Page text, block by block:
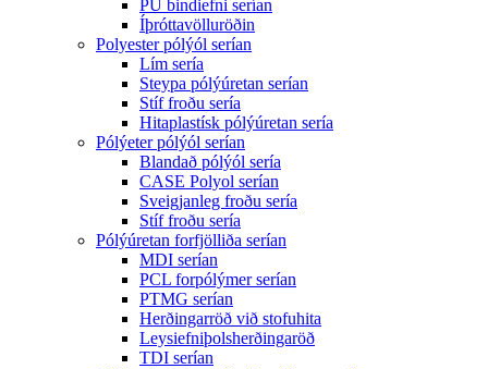
PU bindiefni serían
Íþróttavölluröðin
Polyester pólýól serían
Lím sería
Steypa pólýúretan serían
Stíf froðu sería
Hitaplastísk pólýúretan sería
Pólýeter pólýól serían
Blandað pólýól sería
CASE Polyol serían
Sveigjanleg froðu sería
Stíf froðu sería
Pólýúretan forfjölliða serían
MDI serían
PCL forpólýmer serían
PTMG serían
Herðingarröð við stofuhita
Leysiefniþolsherðingaröð
TDI serían